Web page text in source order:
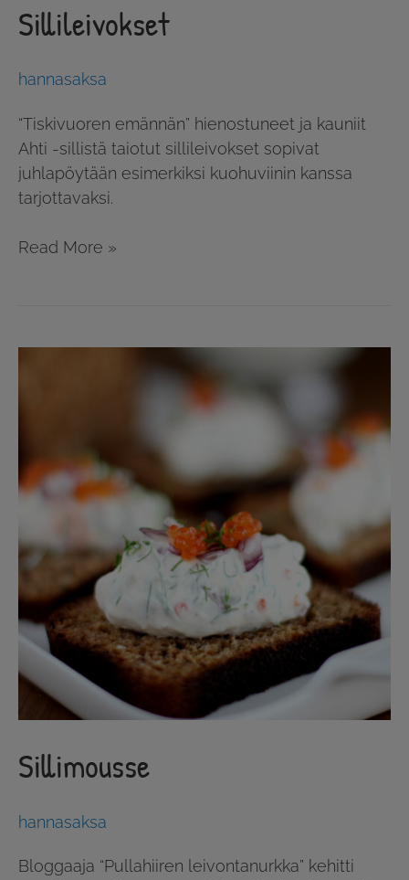
Sillileivokset
hannasaksa
“Tiskivuoren emännän” hienostuneet ja kauniit
Ahti -sillistä taiotut sillileivokset sopivat
juhlapöytään esimerkiksi kuohuviinin kanssa
tarjottavaksi.
Read More »
Sillimousse
hannasaksa
Bloggaaja “Pullahiiren leivontanurkka” kehitti